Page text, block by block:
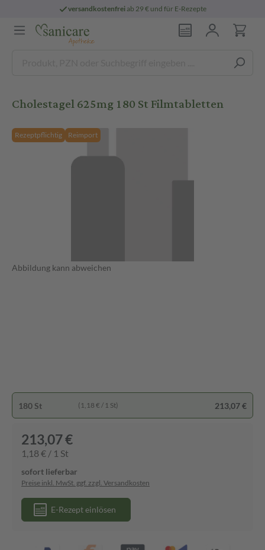
versandkostenfreiab 29 € und für E-Rezepte
Cholestagel 625mg 180 St Filmtabletten
Rezeptpflichtig Reimport
Abbildung kann abweichen
180 St (1,18 € / 1 St) 213,07 €
213,07 €
1,18 € / 1 St
sofort lieferbar
Preise inkl. MwSt. ggf. zzgl. Versandkosten
E-Rezept einlösen